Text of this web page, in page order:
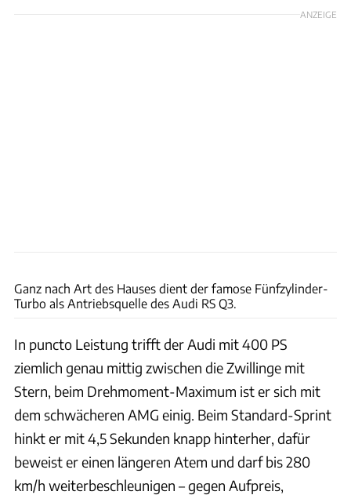
ANZEIGE
Ganz nach Art des Hauses dient der famose Fünfzylinder-
Turbo als Antriebsquelle des Audi RS Q3.
In puncto Leistung trifft der Audi mit 400 PS
ziemlich genau mittig zwischen die Zwillinge mit
Stern, beim Drehmoment-Maximum ist er sich mit
dem schwächeren AMG einig. Beim Standard-Sprint
hinkt er mit 4,5 Sekunden knapp hinterher, dafür
beweist er einen längeren Atem und darf bis 280
km/h weiterbeschleunigen – gegen Aufpreis,